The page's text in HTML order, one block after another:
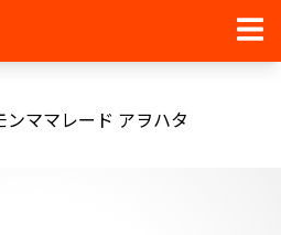
ママレード アヲハタ